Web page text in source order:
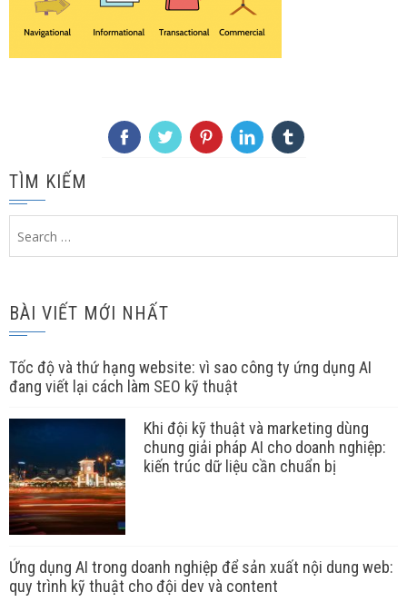
TÌM KIẾM
BÀI VIẾT MỚI NHẤT
Tốc độ và thứ hạng website: vì sao công ty ứng dụng AI
đang viết lại cách làm SEO kỹ thuật
Khi đội kỹ thuật và marketing dùng
chung giải pháp AI cho doanh nghiệp:
kiến trúc dữ liệu cần chuẩn bị
Ứng dụng AI trong doanh nghiệp để sản xuất nội dung web:
quy trình kỹ thuật cho đội dev và content